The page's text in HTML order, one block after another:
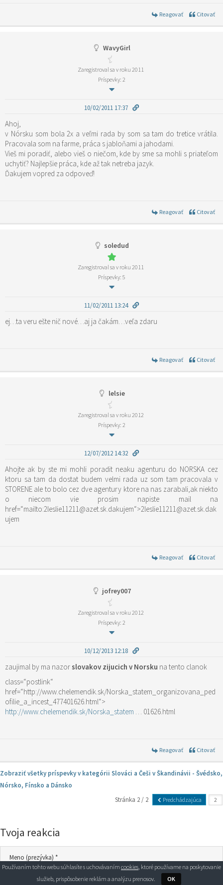
Reagovať Citovať
WavyGirl
Zaregistroval sa v roku 2011
Príspevky: 2
10/02/2011 17:37
Ahoj,
v Nórsku som bola 2x a veľmi rada by som sa tam do tretice vrátila.
Pracovala som na farme, práca s jabloňami a jahodami.
Vieš mi poradiť, alebo vieš o niečom, kde by sme sa mohli s priateľom
uchytiť? Najlepšie práca, kde až tak netreba jazyk.
Ďakujem vopred za odpoveď!
Reagovať Citovať
soledud
Zaregistroval sa v roku 2011
Príspevky: 5
11/02/2011 13:24
ej…ta veru ešte nič nové…aj ja čakám…veľa zdaru
Reagovať Citovať
lelsie
Zaregistroval sa v roku 2012
Príspevky: 2
12/07/2012 14:32
Ahojte ak by ste mi mohli poradit neaku agenturu do NORSKA cez
ktoru sa tam da dostat budem velmi rada uz som tam pracovala v
STORENE ale to bolo cez dve agentury ktore na nas zarabali,ak niekto
o niecom vie prosim napiste mail na
href=“mailto:2leslie11211@azet.sk.dakujem“>2leslie11211@azet.sk.dak
ujem
Reagovať Citovať
jofrey007
Zaregistroval sa v roku 2012
Príspevky: 2
10/12/2013 12:18
zaujimal by ma nazorslovakov zijucich v Norsku na tento clanok
class=“postlink“
href=“http://www.chelemendik.sk/Norska_statem_organizovana_ped
ofilie_a_incest_477401626.html“>
http://www.chelemendik.sk/Norska_statem … 01626.html
Reagovať Citovať
Zobraziť všetky príspevky v kategórii Slováci a Češi v Škandinávii - Švédsko,
Nórsko, Fínsko a Dánsko
Stránka 2 / 2
Predchádzajúca
Tvoja reakcia
Meno (prezývka) *
Používaním tohto webu súhlasíte s uchovávaním cookies, ktoré používame na poskytovanie
služieb, prispôsobenie reklám a analýzu prenosov.
OK